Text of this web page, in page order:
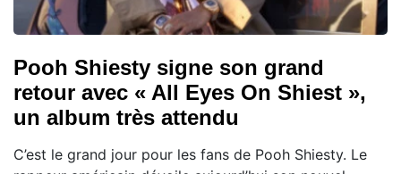
Pooh Shiesty signe son grand
retour avec « All Eyes On Shiest »,
un album très attendu
C’est le grand jour pour les fans de Pooh Shiesty. Le